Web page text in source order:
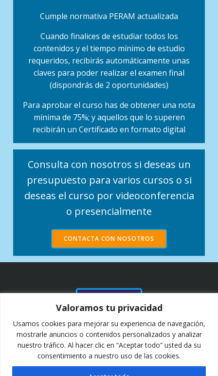
Valoramos tu privacidad
Usamos cookies para mejorar su experiencia de navegación,
mostrarle anuncios o contenidos personalizados y analizar
nuestro tráfico. Al hacer clic en “Aceptar todo” usted da su
consentimiento a nuestro uso de las cookies.
Cumple normativa PERAM actualizada
Cuando finalices de estudiar todos los
contenidos y el tiempo mínimo de estudio
requeridos, recibirás automáticamente unas
claves para poder realizar el examen final
(dispondrás de 2 oportunidades)
Para aprobar el curso has de obtener una nota
mínima de 75%; y aquellos que lo superen
recibirán un Certificado en formato digital
Consulta con nosotros si deseas un
presupuesto para varios cursos o si
deseas el curso por videoconferencia
o presencialmente
CONTACTA CON NOSOTROS
CLIENTES Y
DESDE 2011